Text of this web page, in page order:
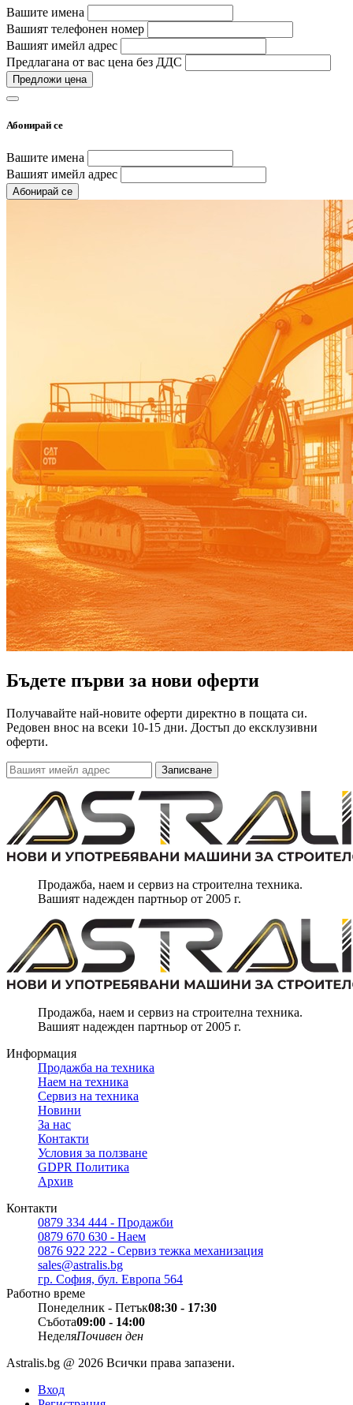
Вашите имена
Вашият телефонен номер
Вашият имейл адрес
Предлагана от вас цена без ДДС
Предложи цена
Абонирай се
Вашите имена
Вашият имейл адрес
Абонирай се
Бъдете първи за нови оферти
Получавайте най-новите оферти директно в пощата си.
Редовен внос на всеки 10-15 дни. Достъп до ексклузивни
оферти.
Записване
Продажба, наем и сервиз на строителна техника.
Вашият надежден партньор от 2005 г.
Продажба, наем и сервиз на строителна техника.
Вашият надежден партньор от 2005 г.
Информация
Продажба на техника
Наем на техника
Сервиз на техника
Новини
За нас
Контакти
Условия за ползване
GDPR Политика
Архив
Контакти
0879 334 444 - Продажби
0879 670 630 - Наем
0876 922 222 - Сервиз тежка механизация
sales@astralis.bg
гр. София, бул. Европа 564
Работно време
Понеделник - Петък08:30 - 17:30
Събота09:00 - 14:00
НеделяПочивен ден
Astralis.bg @ 2026 Всички права запазени.
Вход